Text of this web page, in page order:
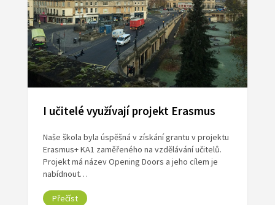
I učitelé využívají projekt Erasmus
Naše škola byla úspěšná v získání grantu v projektu
Erasmus+ KA1 zaměřeného na vzdělávání učitelů.
Projekt má název Opening Doors a jeho cílem je
nabídnout…
Přečíst